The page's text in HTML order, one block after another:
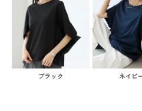
ブラック ネイビ